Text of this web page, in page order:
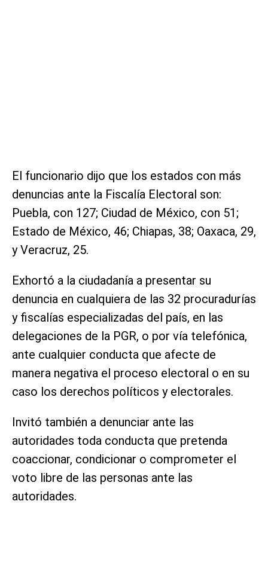
El funcionario dijo que los estados con más
denuncias ante la Fiscalía Electoral son:
Puebla, con 127; Ciudad de México, con 51;
Estado de México, 46; Chiapas, 38; Oaxaca, 29,
y Veracruz, 25.
Exhortó a la ciudadanía a presentar su
denuncia en cualquiera de las 32 procuradurías
y fiscalías especializadas del país, en las
delegaciones de la PGR, o por vía telefónica,
ante cualquier conducta que afecte de
manera negativa el proceso electoral o en su
caso los derechos políticos y electorales.
Invitó también a denunciar ante las
autoridades toda conducta que pretenda
coaccionar, condicionar o comprometer el
voto libre de las personas ante las
autoridades.